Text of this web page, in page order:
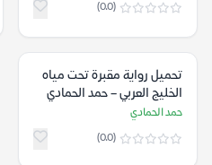
(0.0)
تحميل رواية مقبرة تحت مياه
الخليج العربي – حمد الحمادي
حمد الحمادي
(0.0)